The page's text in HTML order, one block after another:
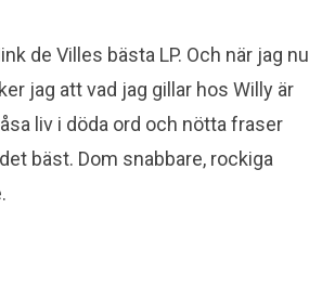
de Villes bästa LP. Och när jag nu
jag att vad jag gillar hos Willy är
liv i döda ord och nötta fraser
bäst. Dom snabbare, rockiga